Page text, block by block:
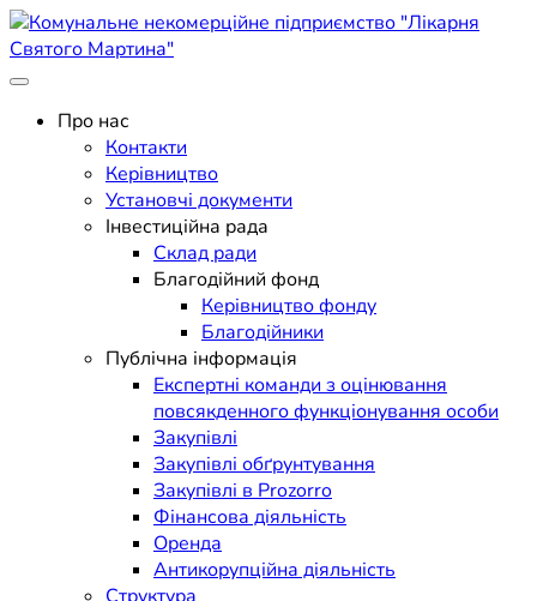
Skip
to
content
Комунальне некомерційне
підприємство "Лікарня
Святого Мартина"
Поліклініка Мукачево
Про нас
Контакти
Керівництво
Установчі документи
Інвестиційна рада
Склад ради
Благодійний фонд
Керівництво фонду
Благодійники
Публічна інформація
Експертні команди з оцінювання
повсякденного функціонування особи
Закупівлі
Закупівлі обґрунтування
Закупівлі в Prozorro
Фінансова діяльність
Оренда
Антикорупційна діяльність